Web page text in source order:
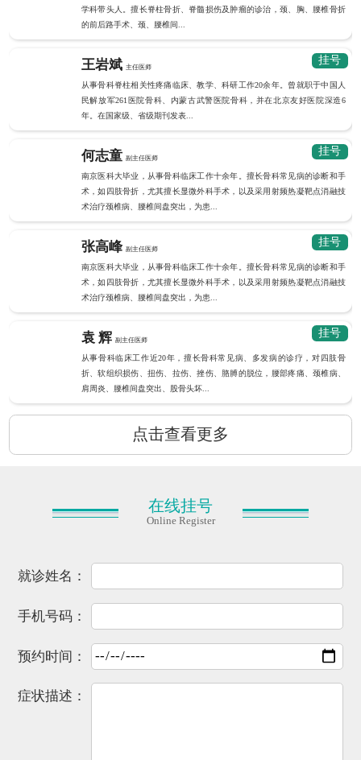
学科带头人。擅长脊柱骨折、脊髓损伤及肿瘤的诊治，颈、胸、腰椎骨折
的前后路手术、颈、腰椎间...
王岩斌 主任医师
从事骨科脊柱相关性疼痛临床、教学、科研工作20余年。曾就职于中国人
民解放军261医院骨科、内蒙古武警医院骨科，并在北京友好医院深造6
年。在国家级、省级期刊发表...
挂号
何志童 副主任医师
南京医科大毕业，从事骨科临床工作十余年。擅长骨科常见病的诊断和手
术，如四肢骨折，尤其擅长显微外科手术，以及采用射频热凝靶点消融技
术治疗颈椎病、腰椎间盘突出，为患...
挂号
张高峰 副主任医师
南京医科大毕业，从事骨科临床工作十余年。擅长骨科常见病的诊断和手
术，如四肢骨折，尤其擅长显微外科手术，以及采用射频热凝靶点消融技
术治疗颈椎病、腰椎间盘突出，为患...
挂号
袁 辉 副主任医师
从事骨科临床工作近20年，擅长骨科常见病、多发病的诊疗，对四肢骨
折、软组织损伤、扭伤、拉伤、挫伤、胳膊的脱位，腰部疼痛、颈椎病、
肩周炎、腰椎间盘突出、股骨头坏...
挂号
点击查看更多
在线挂号
Online Register
就诊姓名：
手机号码：
预约时间：
症状描述：